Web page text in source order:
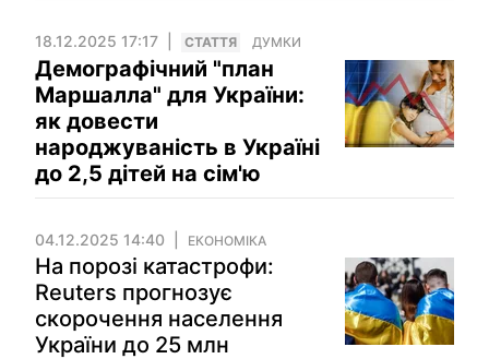
18.12.2025 17:17 СТАТТЯ ДУМКИ
Демографічний "план
Маршалла" для України:
як довести
народжуваність в Україні
до 2,5 дітей на сім'ю
04.12.2025 14:40 ЕКОНОМІКА
На порозі катастрофи:
Reuters прогнозує
скорочення населення
України до 25 млн